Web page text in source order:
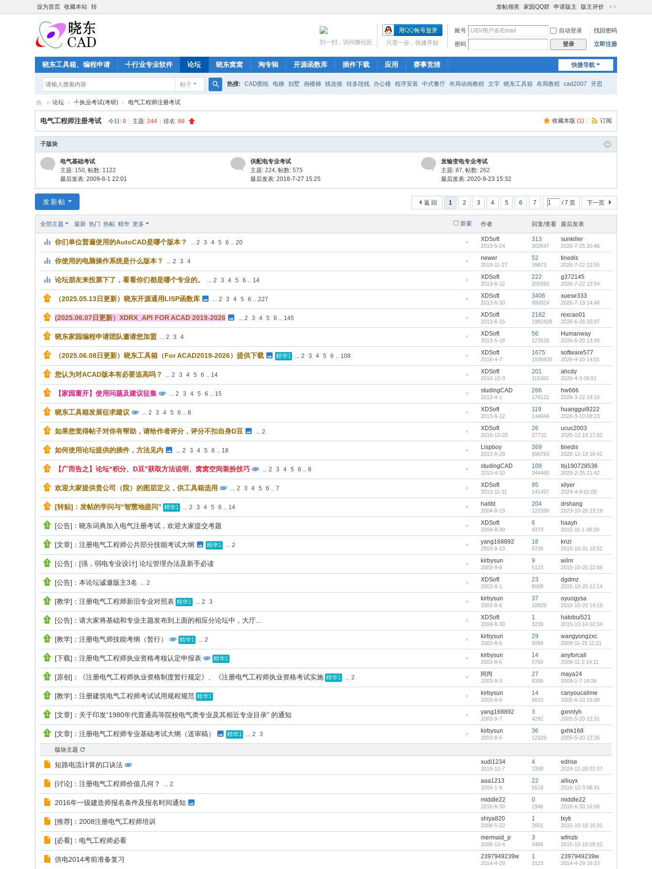
设为首页 收藏本站 转 发帖领奖 家园QQ群 申请版主 版主评价
切
到
宽
账号 自动登录
找回密码
密码
登录 立即注册
只需一步，快速开始
扫一扫，访问微社区
快捷导航
晓东工具箱、编程申请 ╃行业专业软件 论坛 晓东窝窝 淘专辑 开源函数库 插件下载 应用 赛事竞猜
帖子
索
热搜: CAD图纸 电梯 别墅 画楼梯 线连接 转多段线 办公楼 程序安装 中式餐厅 布局动画教程 文字 晓东工具箱 布局教程 cad2007 开思
东
C
A
家
-
论
» 论坛 › ╃执业考试(考研) › 电气工程师注册考试
收藏本版 (1) 订阅
电气工程师注册考试 今日: 0 主题: 244 排名: 66
子版块
电气基础考试
主题: 150, 帖数: 1122
最后发表: 2009-8-1 22:01
供配电专业考试
主题: 224, 帖数: 575
最后发表: 2018-7-27 15:25
发输变电专业考试
主题: 87, 帖数: 262
最后发表: 2020-9-23 15:32
1 2 3 4 5 6 7 / 7 页 下一页
返 回
发新帖
新窗
全部主题 最新 热门 热帖 精华 更多 作者 回复/查看 最后发表
藏
置
帖
你们单位普遍使用的AutoCAD是哪个版本？ ... 2 3 4 5 6 .. 20 XDSoft
2013-5-24
313
302647
sunkiller
2026-7-25 20:48
藏
置
帖
你使用的电脑操作系统是什么版本？ ... 2 3 4 newer
2018-11-27
52
39873
tinedis
2026-7-22 12:55
藏
置
帖
论坛朋友来投票下了，看看你们都是哪个专业的。 ... 2 3 4 5 6 .. 14 XDSoft
2013-6-12
222
205550
g372145
2026-7-22 12:54
藏
置
帖
（2025.05.13日更新）晓东开源通用LISP函数库 ... 2 3 4 5 6 .. 227 XDSoft
2013-6-30
3406
880024
xuese333
2026-7-19 14:48
藏
置
帖
(2025.06.07日更新）XDRX_API FOR ACAD 2019-2026 ... 2 3 4 5 6 .. 145 XDSoft
2013-6-15
2182
1982428
rexcao01
2026-6-26 20:37
藏
置
帖
晓东家园编程申请团队邀请您加盟 ... 2 3 4 XDSoft
2013-5-18
56
123526
Humanway
2026-6-20 13:39
藏
置
帖
（2025.06.08日更新）晓东工具箱（For ACAD2019-2026）提供下载 精华1 ... 2 3 4 5 6 .. 108 XDSoft
2016-4-7
1675
1936920
software577
2026-4-10 14:01
藏
置
帖
您认为对ACAD版本有必要追高吗？ ... 2 3 4 5 6 .. 14 XDSoft
2016-10-3
201
115260
ahcdy
2026-4-3 08:51
藏
置
帖
【家园重开】使用问题及建议征集 ... 2 3 4 5 6 .. 15 studingCAD
2013-4-1
266
176132
hw666
2026-3-22 19:16
藏
置
帖
晓东工具箱发展征求建议 ... 2 3 4 5 6 .. 8 XDSoft
2013-6-12
119
144044
huanggui9222
2026-3-10 08:23
藏
置
帖
如果您觉得帖子对你有帮助，请给作者评分，评分不扣自身D豆 ... 2 XDSoft
2016-10-20
26
27710
ucuc2003
2025-12-19 17:02
藏
置
帖
如何使用论坛提供的插件，方法见内 ... 2 3 4 5 6 .. 18 Lispboy
2013-8-28
269
996793
tinedis
2025-12-19 16:41
藏
置
帖
【广而告之】论坛“积分、D豆”获取方法说明、窝窝空间装扮技巧 ... 2 3 4 5 6 .. 8 studingCAD
2013-4-10
109
344460
lbj190728536
2025-2-25 21:42
藏
置
帖
欢迎大家提供贵公司（院）的图层定义，供工具箱选用 ... 2 3 4 5 6 .. 7 XDSoft
2013-11-11
95
141497
xilyer
2024-4-9 01:08
藏
置
帖
[转贴]：发帖的学问与“智慧地提问” 精华1 ... 2 3 4 5 6 .. 14 halibt
2004-8-13
204
123399
drshang
2023-10-26 23:19
藏
置
帖
[公告]：晓东词典加入电气注册考试，欢迎大家提交考题 XDSoft
2004-8-30
6
4373
haayh
2015-11-1 08:29
藏
置
帖
[文章]：注册电气工程师公共部分技能考试大纲 精华1 ... 2 yang168892
2003-8-13
18
8726
krizi
2015-10-31 10:52
藏
置
帖
[公告]：[强，弱电专业设计] 论坛管理办法及新手必读 kirbysun
2003-9-8
9
5123
wilnr
2015-10-25 22:08
藏
置
帖
[公告]：本论坛诚邀版主3名 ... 2 XDSoft
2003-8-1
23
8009
dgdmz
2015-10-25 12:14
藏
置
帖
[教学]：注册电气工程师新旧专业对照表 精华1 ... 2 3 kirbysun
2003-8-6
37
10929
oyuogysa
2015-10-20 14:19
藏
置
帖
[公告]：请大家将基础和专业主题发布到上面的相应分论坛中，大厅... XDSoft
2004-8-30
1
3239
hatobui521
2015-10-14 02:34
藏
置
帖
[教学]：注册电气师技能考纲（暂行） 精华1 ... 2 kirbysun
2003-8-6
29
9089
wangyongzxc
2009-11-25 11:21
藏
置
帖
[下载]：注册电气工程师执业资格考核认定申报表 精华1
kirbysun
2003-8-6
14
5760
anyforcall
2009-11-2 14:11
藏
置
帖
[原创]：《注册电气工程师执业资格制度暂行规定》、《注册电气工程师执业资格考试实施 精华1 ... 2 阿丙
2003-8-3
27
8389
maya24
2009-1-7 19:26
藏
置
帖
[教学]：注册建筑电气工程师考试试用规程规范 精华1
kirbysun
2003-8-6
14
6810
canyoucallme
2005-6-10 15:08
藏
置
帖
[文章]：关于印发“1980年代普通高等院校电气类专业及其相近专业目录” 的通知 yang168892
2003-9-7
3
4292
gxnnlyh
2005-5-20 12:31
藏
顶
[文章]：注册电气工程师专业基础考试大纲（送审稿） 精华1 ... 2 3 kirbysun
2003-8-6
36
12329
gxhk168
2005-5-20 12:26
版块主题
短路电流计算的口诀法 xudi1234
2018-12-7
4
3388
edrise
2024-12-28 01:07
[讨论]：注册电气工程师价值几何？ ... 2 aaa1213
2004-1-9
22
5516
alliuyx
2016-12-3 08:41
2016年一级建造师报名条件及报名时间通知 middle22
2016-6-30
0
1946
middle22
2016-6-30 16:58
[推荐]：2008注册电气工程师培训 shiya820
2008-5-22
1
2601
txyti
2015-10-18 16:31
[必看]：电气工程师必看 mermaid_p
2008-12-4
3
3465
wfmzb
2015-10-18 05:52
供电2014考前准备复习 2397949239w
2014-4-29
1
3123
2397949239w
2014-4-29 16:23